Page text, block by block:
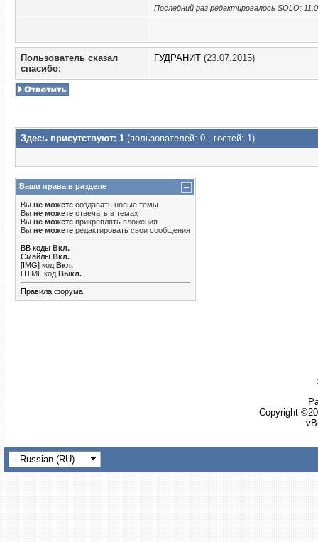
Последний раз редактировалось SOLO;
Пользователь сказал
cпасибо:
ГУДРАНИТ (23.07.2015)
Здесь присутствуют: 1 (пользователей: 0 , гостей: 1)
Ваши права в разделе
Вы не можете создавать новые темы
Вы не можете отвечать в темах
Вы не можете прикреплять вложения
Вы не можете редактировать свои сообщения
BB коды Вкл.
Смайлы Вкл.
[IMG] код Вкл.
HTML код Выкл.
Правила форума
Copyright